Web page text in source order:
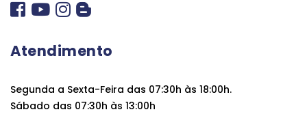
Atendimento
Segunda a Sexta-Feira das 07:30h às 18:00h.
Sábado das 07:30h às 13:00h